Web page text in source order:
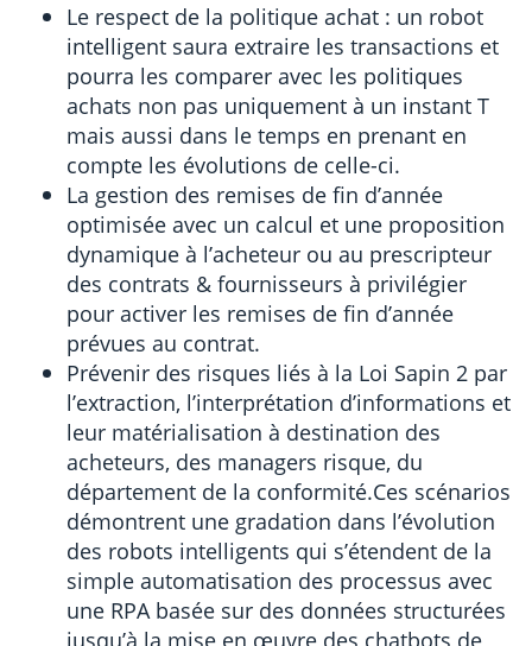
Le respect de la politique achat : un robot
intelligent saura extraire les transactions et
pourra les comparer avec les politiques
achats non pas uniquement à un instant T
mais aussi dans le temps en prenant en
compte les évolutions de celle-ci.
La gestion des remises de fin d’année
optimisée avec un calcul et une proposition
dynamique à l’acheteur ou au prescripteur
des contrats & fournisseurs à privilégier
pour activer les remises de fin d’année
prévues au contrat.
Prévenir des risques liés à la Loi Sapin 2 par
l’extraction, l’interprétation d’informations et
leur matérialisation à destination des
acheteurs, des managers risque, du
département de la conformité.Ces scénarios
démontrent une gradation dans l’évolution
des robots intelligents qui s’étendent de la
simple automatisation des processus avec
une RPA basée sur des données structurées
jusqu’à la mise en œuvre des chatbots de